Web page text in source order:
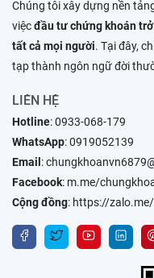
Chúng tôi xây dựng nền
việcđầu tư chứng khoán
tất cả mọi người. Tại đây,
tạp thành ngôn ngữ đời
LIÊN HỆ
Hotline:0933-068-179
WhatsApp:0919052139
Email :
Facebook: m.me/
Cộng đồng: https://